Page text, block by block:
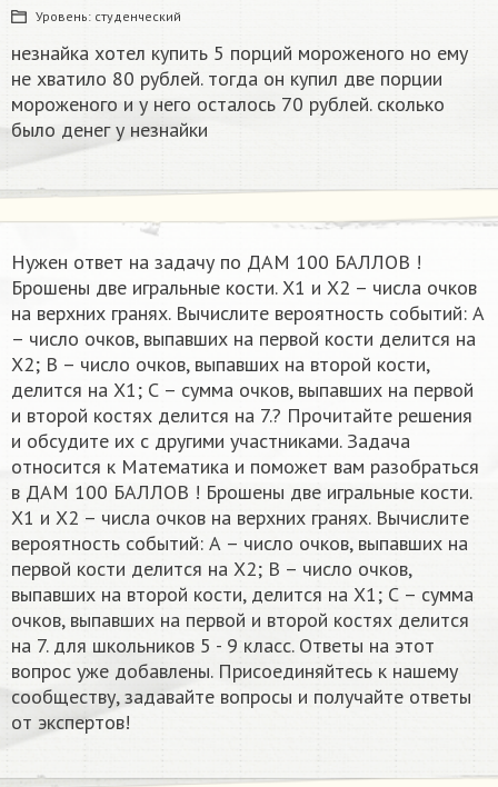
Уровень: студенческий
незнайка хотел купить 5 порций мороженого но ему
не хватило 80 рублей. тогда он купил две порции
мороженого и у него осталось 70 рублей. сколько
было денег у незнайки
Нужен ответ на задачу по ДАМ 100 БАЛЛОВ !
Брошены две игральные кости. Х1 и Х2 – числа очков
на верхних гранях. Вычислите вероятность событий: А
– число очков, выпавших на первой кости делится на
Х2; В – число очков, выпавших на второй кости,
делится на Х1; С – сумма очков, выпавших на первой
и второй костях делится на 7.? Прочитайте решения
и обсудите их с другими участниками. Задача
относится к Математика и поможет вам разобраться
в ДАМ 100 БАЛЛОВ ! Брошены две игральные кости.
Х1 и Х2 – числа очков на верхних гранях. Вычислите
вероятность событий: А – число очков, выпавших на
первой кости делится на Х2; В – число очков,
выпавших на второй кости, делится на Х1; С – сумма
очков, выпавших на первой и второй костях делится
на 7. для школьников 5 - 9 класс. Ответы на этот
вопрос уже добавлены. Присоединяйтесь к нашему
сообществу, задавайте вопросы и получайте ответы
от экспертов!